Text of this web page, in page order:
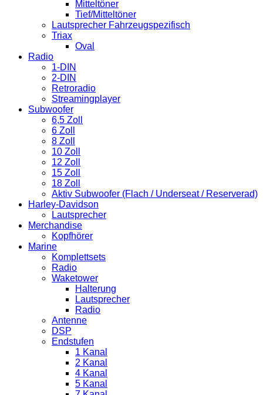
Mitteltöner
Tief/Mitteltöner
Lautsprecher Fahrzeugspezifisch
Triax
Oval
Radio
1-DIN
2-DIN
Retroradio
Streamingplayer
Subwoofer
6,5 Zoll
6 Zoll
8 Zoll
10 Zoll
12 Zoll
15 Zoll
18 Zoll
Aktiv Subwoofer (Flach / Underseat / Reserverad)
Harley-Davidson
Lautsprecher
Merchandise
Kopfhörer
Marine
Komplettsets
Radio
Waketower
Halterung
Lautsprecher
Radio
Antenne
DSP
Endstufen
1 Kanal
2 Kanal
4 Kanal
5 Kanal